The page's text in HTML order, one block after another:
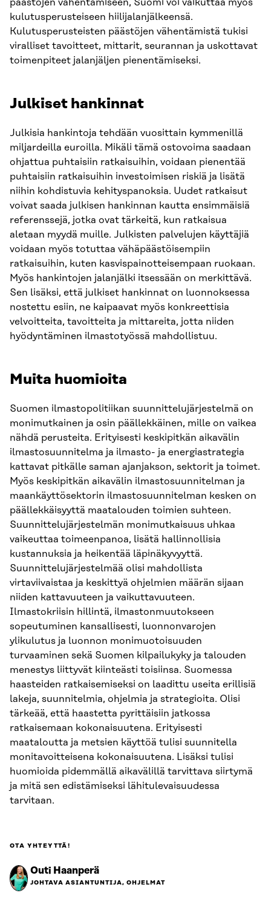
päästöjen vähentämiseen, Suomi voi vaikuttaa myös
kulutusperusteiseen hiilijalanjälkeensä.
Kulutusperusteisten päästöjen vähentämistä tukisi
viralliset tavoitteet, mittarit, seurannan ja uskottavat
toimenpiteet jalanjäljen pienentämiseksi.
Julkiset hankinnat
Julkisia hankintoja tehdään vuosittain kymmenillä
miljardeilla euroilla. Mikäli tämä ostovoima saadaan
ohjattua puhtaisiin ratkaisuihin, voidaan pienentää
puhtaisiin ratkaisuihin investoimisen riskiä ja lisätä
niihin kohdistuvia kehityspanoksia. Uudet ratkaisut
voivat saada julkisen hankinnan kautta ensimmäisiä
referenssejä, jotka ovat tärkeitä, kun ratkaisua
aletaan myydä muille. Julkisten palvelujen käyttäjiä
voidaan myös totuttaa vähäpäästöisempiin
ratkaisuihin, kuten kasvispainotteisempaan ruokaan.
Myös hankintojen jalanjälki itsessään on merkittävä.
Sen lisäksi, että julkiset hankinnat on luonnoksessa
nostettu esiin, ne kaipaavat myös konkreettisia
velvoitteita, tavoitteita ja mittareita, jotta niiden
hyödyntäminen ilmastotyössä mahdollistuu.
Muita huomioita
Suomen ilmastopolitiikan suunnittelujärjestelmä on
monimutkainen ja osin päällekkäinen, mille on vaikea
nähdä perusteita. Erityisesti keskipitkän aikavälin
ilmastosuunnitelma ja ilmasto- ja energiastrategia
kattavat pitkälle saman ajanjakson, sektorit ja toimet.
Myös keskipitkän aikavälin ilmastosuunnitelman ja
maankäyttösektorin ilmastosuunnitelman kesken on
päällekkäisyyttä maatalouden toimien suhteen.
Suunnittelujärjestelmän monimutkaisuus uhkaa
vaikeuttaa toimeenpanoa, lisätä hallinnollisia
kustannuksia ja heikentää läpinäkyvyyttä.
Suunnittelujärjestelmää olisi mahdollista
virtaviivaistaa ja keskittyä ohjelmien määrän sijaan
niiden kattavuuteen ja vaikuttavuuteen.
Ilmastokriisin hillintä, ilmastonmuutokseen
sopeutuminen kansallisesti, luonnonvarojen
ylikulutus ja luonnon monimuotoisuuden
turvaaminen sekä Suomen kilpailukyky ja talouden
menestys liittyvät kiinteästi toisiinsa. Suomessa
haasteiden ratkaisemiseksi on laadittu useita erillisiä
lakeja, suunnitelmia, ohjelmia ja strategioita. Olisi
tärkeää, että haastetta pyrittäisiin jatkossa
ratkaisemaan kokonaisuutena. Erityisesti
maataloutta ja metsien käyttöä tulisi suunnitella
monitavoitteisena kokonaisuutena. Lisäksi tulisi
huomioida pidemmällä aikavälillä tarvittava siirtymä
ja mitä sen edistämiseksi lähitulevaisuudessa
tarvitaan.
OTA YHTEYTTÄ!
Outi Haanperä
JOHTAVA ASIANTUNTIJA, OHJELMAT